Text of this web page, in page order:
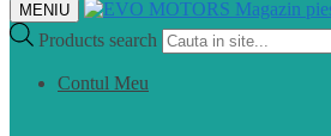
MENIU
Products search
Contul Meu